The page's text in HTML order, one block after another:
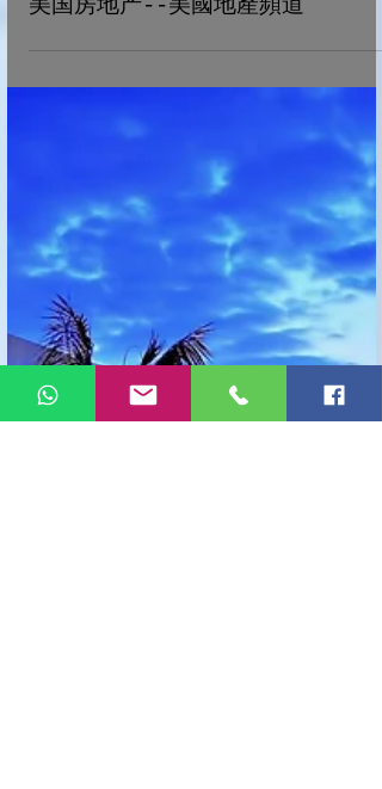
去美國當地主--未来五年中国
投资者还将豪置2180亿美元在
美国房地产--美國地產頻道